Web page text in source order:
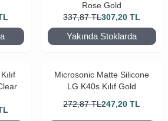
Rose Gold
337,87 TL307,20 TL
Yakında Stoklarda
Microsonic Matte Silicone
LG K40s Kılıf Gold
272,87 TL247,20 TL